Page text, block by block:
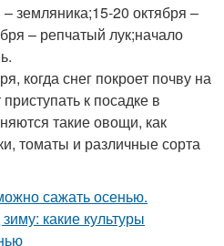
земляника;15-20 октября –
– репчатый лук;начало
когда снег покроет почву на
к посадке в
такие овощи, как
томаты и различные сорта